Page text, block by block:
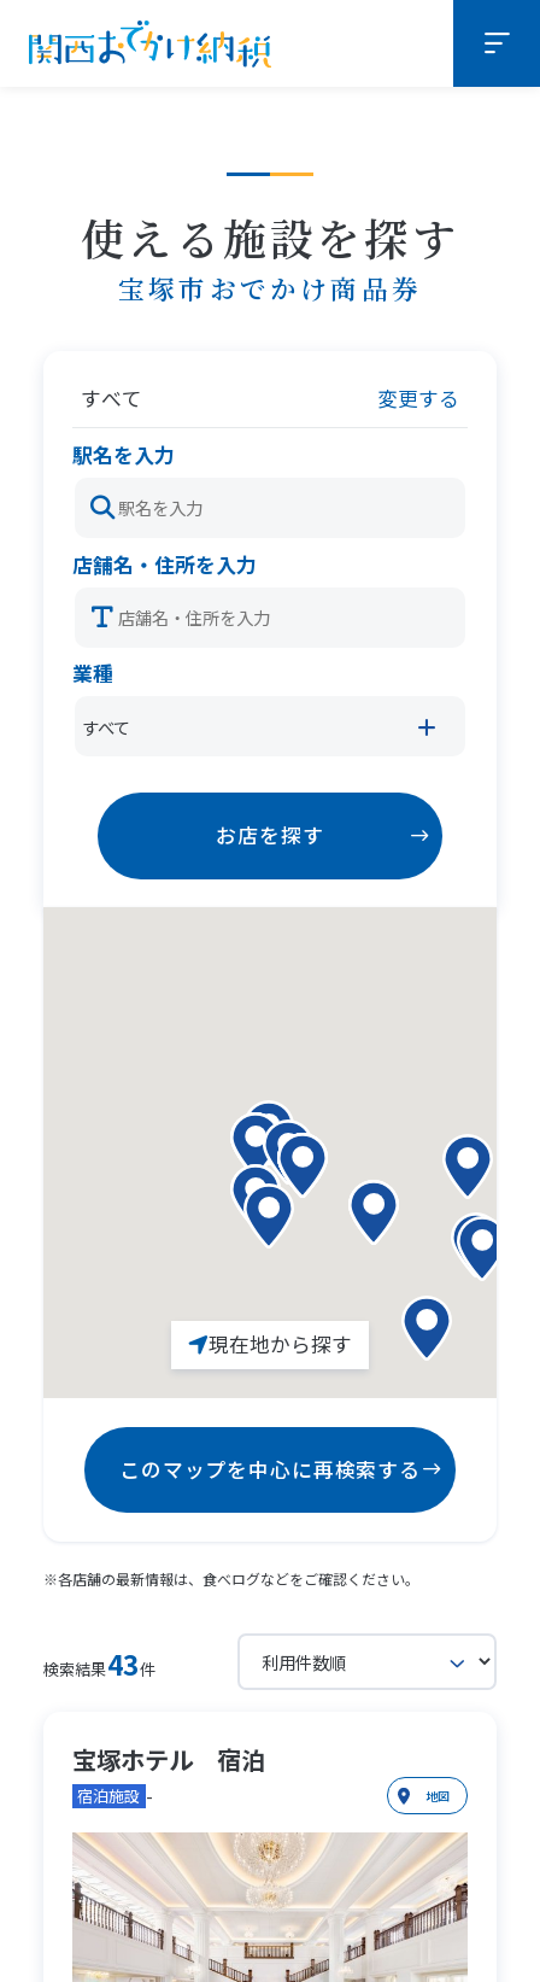
使える施設を探す
宝塚市おでかけ商品券
すべて
変更する
駅名を入力
店舗名・住所を入力
業種
すべて
お店を探す
現在地から探す
このマップを中心に再検索する
※各店舗の最新情報は、食べログなどをご確認ください。
検索結果43件
宝塚ホテル 宿泊
宿泊施設 - 地図